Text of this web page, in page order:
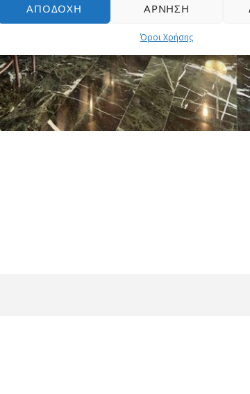
ΑΠΟΔΟΧΉ ΆΡΝΗΣΗ
Όροι Χρήσης